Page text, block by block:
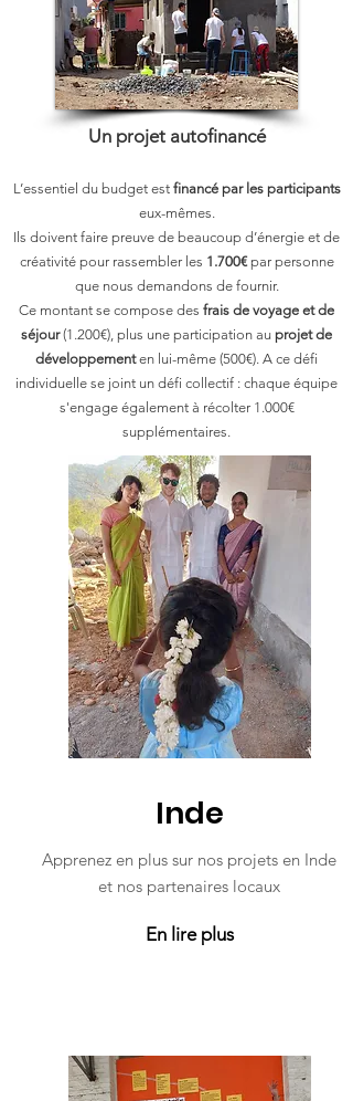
Un projet autofinancé
L’essentiel du budget est financé par les participants
eux-mêmes.
Ils doivent faire preuve de beaucoup d’énergie et de
créativité pour rassembler les 1.700€par personne
que nous demandons de fournir.
Ce montant se compose des frais de voyage et de
séjour(1.200€), plus une participation au projet de
développementen lui-même (500€). A ce défi
individuelle se joint un défi collectif : chaque équipe
s'engage également à récolter 1.000€
supplémentaires.
Inde
Apprenez en plus sur nos projets en Inde
et nos partenaires locaux
En lire plus